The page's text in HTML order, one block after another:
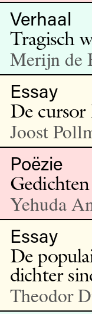
Verhaal
Tragisch
Merijn de
Essay
De cursor
Joost
Poëzie
Gedichten
Yehuda
Essay
De
dichter
Theodor